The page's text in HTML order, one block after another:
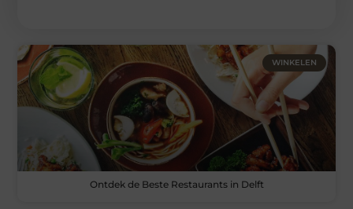
WINKELEN
Ontdek de Beste Restaurants in Delft